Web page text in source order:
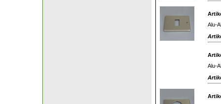
Alu-
Alu-